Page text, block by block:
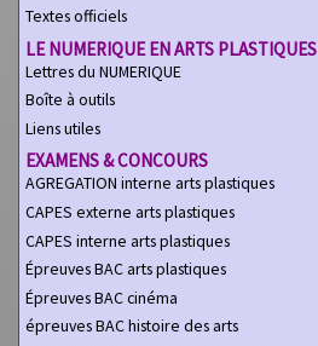
Textes officiels
LE NUMERIQUE EN ARTS PLASTIQUES
Lettres du NUMERIQUE
Boîte à outils
Liens utiles
EXAMENS & CONCOURS
AGREGATION interne arts plastiques
CAPES externe arts plastiques
CAPES interne arts plastiques
Épreuves BAC arts plastiques
Épreuves BAC cinéma
épreuves BAC histoire des arts